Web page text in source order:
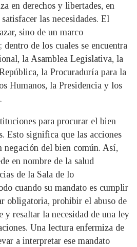
en derechos y libertades, en
las necesidades. El
sino de un marco
de los cuales se encuentra
la Asamblea Legislativa, la
la Procuraduría para la
Humanos, la Presidencia y los
para procurar el bien
Esto significa que las acciones
negación del bien común. Así,
en nombre de la salud
de la Sala de lo
cuando su mandato es cumplir
obligatoria, prohibir el abuso de
y resaltar la necesidad de una ley
Una lectura enfermiza de
a interpretar ese mandato